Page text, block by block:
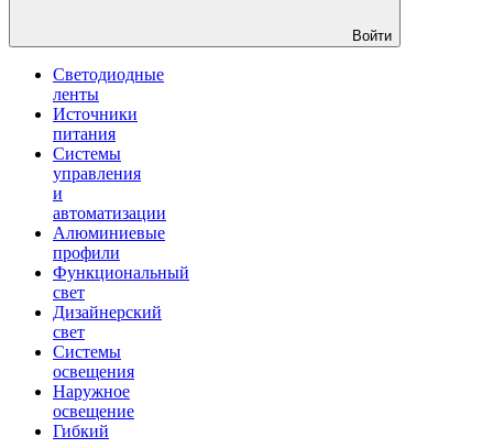
Войти
Светодиодные
ленты
Источники
питания
Системы
управления
и
автоматизации
Алюминиевые
профили
Функциональный
свет
Дизайнерский
свет
Системы
освещения
Наружное
освещение
Гибкий